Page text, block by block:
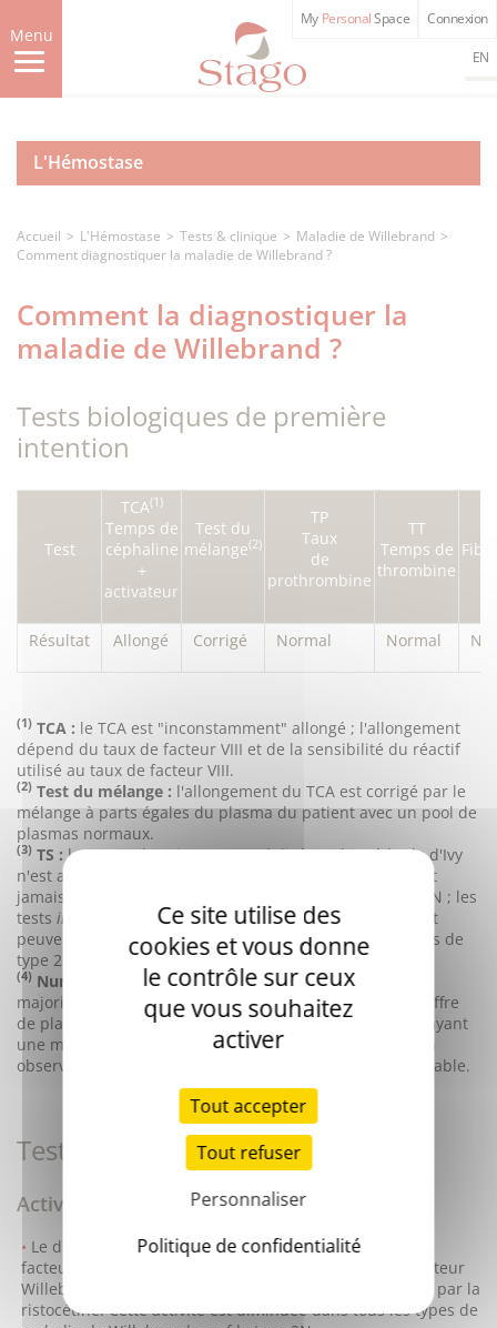
au
contenu
principal
Menu
My PersonalSpace Connexion
EN
L'Hémostase
Accueil L'Hémostase Tests & clinique
Maladie de Willebrand
Comment diagnostiquer la maladie de Willebrand ?
Comment la diagnostiquer la
maladie de Willebrand ?
Tests biologiques de première
intention
Test
TCA(1)
Temps de
céphaline
+
activateur
Test du
mélange(2)
TP
Taux
de
prothrombine
TT
Temps de
thrombine
Résultat Allongé Corrigé Normal Normal
(1) TCA : le TCA est "inconstamment" allongé ; l'allongement
dépend du taux de facteur VIII et de la sensibilité du réactif
utilisé au taux de facteur VIII.
(2) Test du mélange : l'allongement du TCA est corrigé par le
mélange à parts égales du plasma du patient avec un pool de
plasmas normaux.
(3) TS : le temps de saignement, réalisé par la méthode d'Ivy
n'est allongé que dans environ la moitié des cas ; il n'est
jamais allongé dans la maladie de Willebrand de type 2N ; les
tests in vitro
visant à reproduire le temps de saignement
peuvent permettre le diagnostic (sauf celui des maladies de
type 2N).
(4) Numération plaquettaire : elle est normale dans la
majorité des formes de la maladie de Willebrand. Le chiffre
de plaquettes peut être abaissé chez certains patients ayant
une maladie de Willebrand de type 2B, chez lesquels on
observe une thrombopénie fluctuante et d'intensité variable.
Tests spécialisés
Activité cofacteur de la ristocétine
Le dosage de l'activité cofacteur de la ristocétine
facteur Willebrand mesure la capacité de liaison du facteur
Willebrand à la glycoprotéine GPIb plaquettaire induite par la
ristocétine. Cette activité est diminuée dans tous les types de
Ce site utilise des
cookies et vous donne
le contrôle sur ceux
que vous souhaitez
activer
Tout accepter
Tout refuser
Personnaliser
Politique de confidentialité